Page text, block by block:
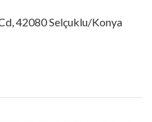
42080 Selçuklu/Konya